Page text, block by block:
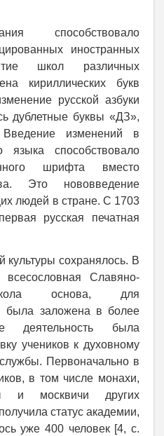
способствовало
иностранных
школ различных
кириллических букв
русской азбуки
дублетные буквы «ДЗ»,
изменений в
языка способствовало
шрифта вместо
Это нововведение
людей в стране. С 1703
русская печатная
культуры сохранялось. В
Славяно-
школа основа, для
была заложена в более
деятельность была
учеников к духовному
Первоначально в
в том числе монахи,
и москвичи других
статус академии,
уже 400 человек [4, с.